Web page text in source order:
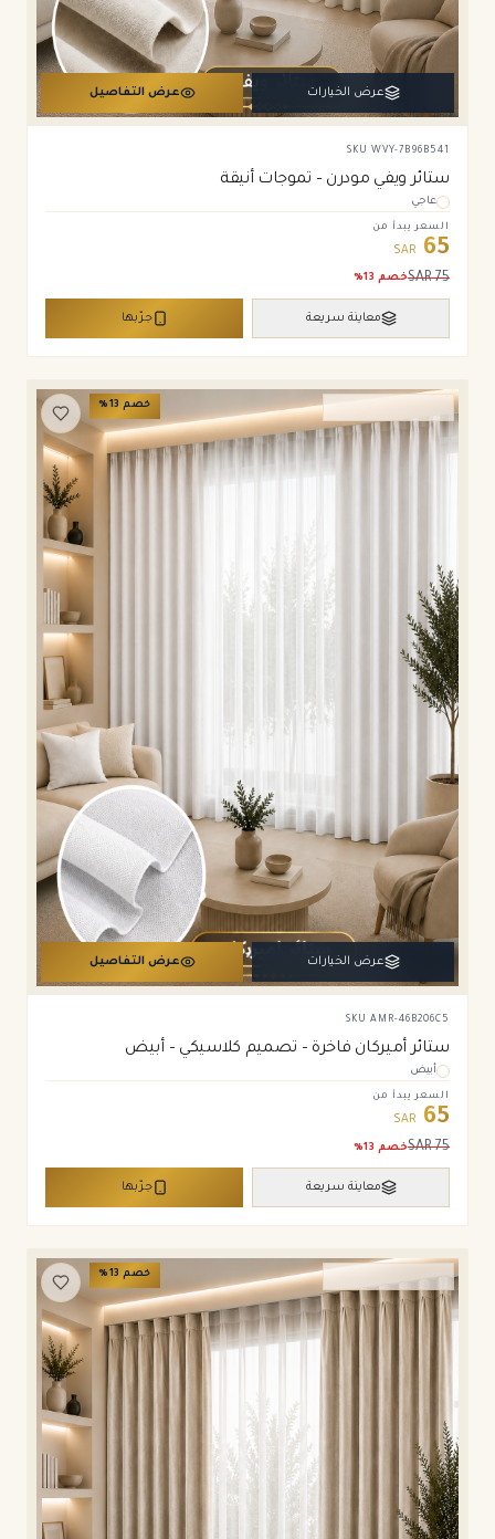
عرض الخيارات عرض التفاصيل
SKU WVY-7B96B541
ستائر ويفي مودرن – تموجات أنيقة
عاجي
السعر يبدأ من
65
SAR
75
SARخصم 13
%
معاينة سريعة جرّبها
خصم 13
%
عرض الخيارات عرض التفاصيل
SKU AMR-46B206C5
ستائر أميركان فاخرة – تصميم كلاسيكي – أبيض
أبيض
السعر يبدأ من
65
SAR
75
SARخصم 13
%
معاينة سريعة جرّبها
ستائر ويفي وامريكان خصم 13
%